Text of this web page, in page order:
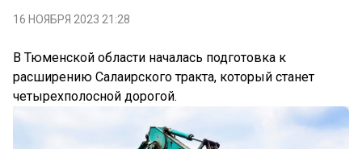
16 НОЯБРЯ 2023 21:28
В Тюменской области началась подготовка к
расширению Салаирского тракта, который станет
четырехполосной дорогой.